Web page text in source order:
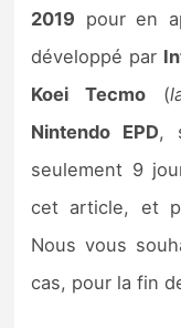
2019 pour en
développé par
Koei Tecmo(
Nintendo EPD,
seulement 9
cet article, et
Nous vous
cas, pour la fin